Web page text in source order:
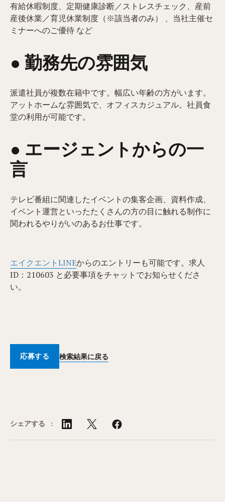
有給休暇制度、定期健康診断／ストレスチェック、産前
産後休業／育児休業制度（※該当者のみ） 、当社主催セ
ミナーへのご優待 など
● 勤務先の雰囲気
派遣社員が複数在籍中です。幅広い年齢の方がいます。
アットホームな雰囲気で、オフィスカジュアル。社員食
堂の利用が可能です。
● エージェントからの一
言
テレビ番組に関連したイベントの集客企画、資料作成、
イベント運営といったたくさんの方の目に触れる制作に
関われるやりがいのあるお仕事です。
エイクエントLINEからのエントリーも可能です。求人
ID：210603 と必要事項をチャットでお知らせくださ
い。
応募する 検索結果に戻る
シェアする :